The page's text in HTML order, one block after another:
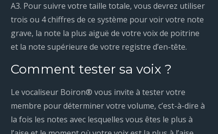
A3. Pour suivre votre taille totale, vous devrez utiliser
trois ou 4 chiffres de ce système pour voir votre note
grave, la note la plus aiguë de votre voix de poitrine
et la note supérieure de votre registre d’en-tête.
Comment tester sa voix ?
Le vocaliseur Boiron® vous invite à tester votre
membre pour déterminer votre volume, c’est-à-dire à
la fois les notes avec lesquelles vous êtes le plus à